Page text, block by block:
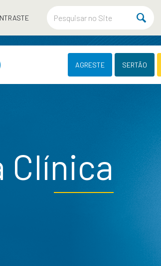
AGRESTE SERTÃO
Clínica